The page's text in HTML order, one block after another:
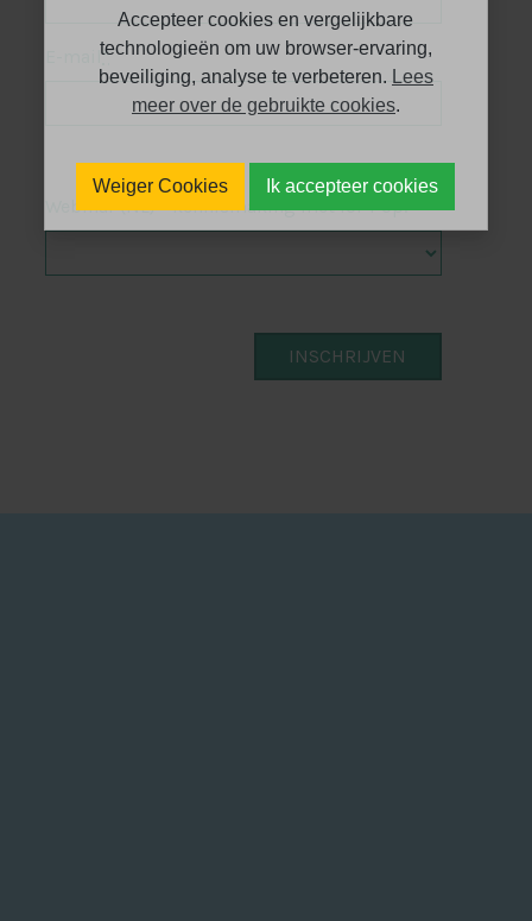
E-mail*
Webinar (NL) - kennismaking met IoPT op:
Accepteer cookies en vergelijkbare
technologieën om uw browser-ervaring,
beveiliging, analyse te verbeteren. Lees
meer over de gebruikte cookies.
Weiger Cookies Ik accepteer cookies